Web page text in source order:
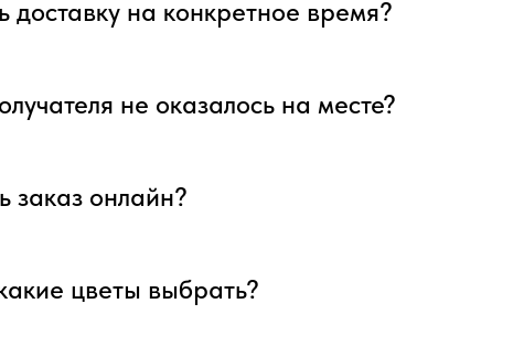
доставку на конкретное время?
не оказалось на месте?
заказ онлайн?
цветы выбрать?